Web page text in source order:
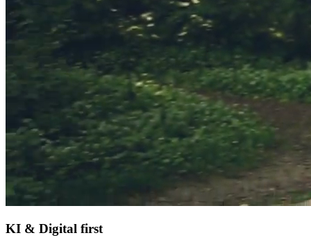
KI & Digital first